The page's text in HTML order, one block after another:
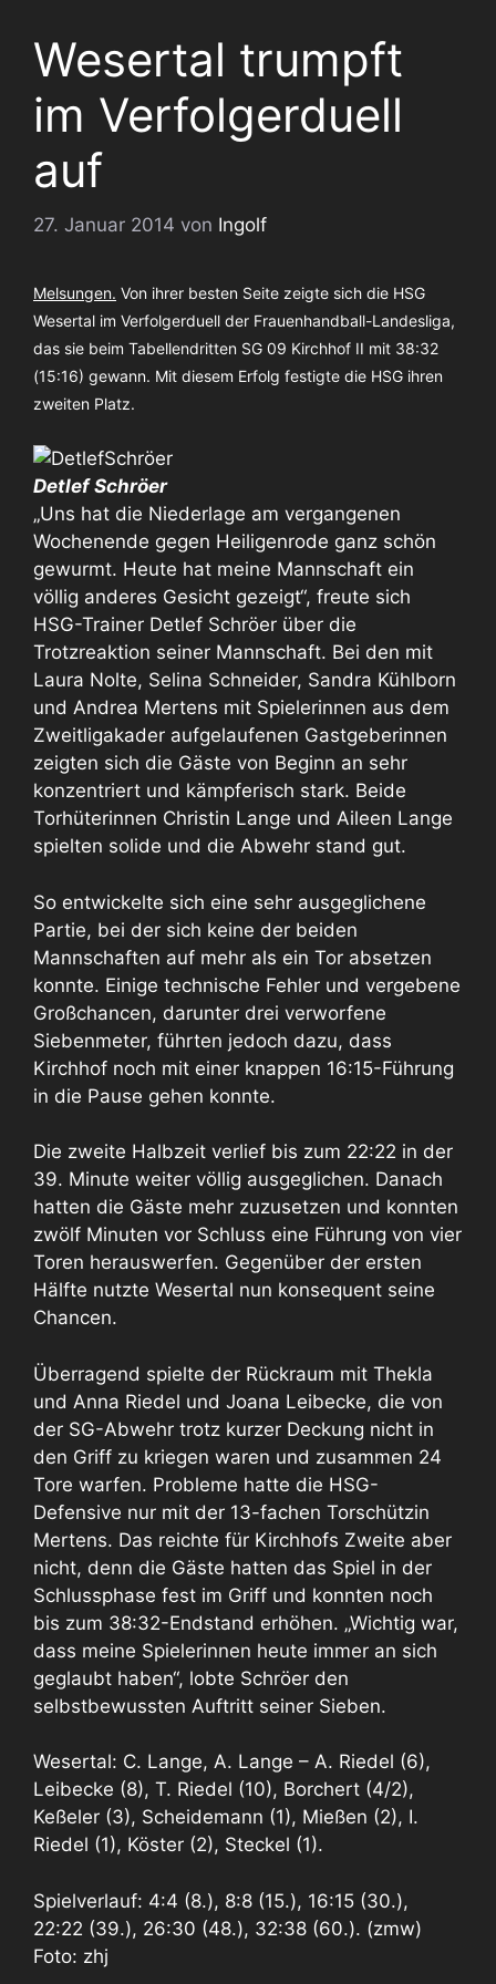
Wesertal trumpft
im Verfolgerduell
auf
27. Januar 2014 von Ingolf
Melsungen. Von ihrer besten Seite zeigte sich die HSG
Wesertal im Verfolgerduell der Frauenhandball-Landesliga,
das sie beim Tabellendritten SG 09 Kirchhof II mit 38:32
(15:16) gewann. Mit diesem Erfolg festigte die HSG ihren
zweiten Platz.
Detlef Schröer
„Uns hat die Niederlage am vergangenen
Wochenende gegen Heiligenrode ganz schön
gewurmt. Heute hat meine Mannschaft ein
völlig anderes Gesicht gezeigt“, freute sich
HSG-Trainer Detlef Schröer über die
Trotzreaktion seiner Mannschaft. Bei den mit
Laura Nolte, Selina Schneider, Sandra Kühlborn
und Andrea Mertens mit Spielerinnen aus dem
Zweitligakader aufgelaufenen Gastgeberinnen
zeigten sich die Gäste von Beginn an sehr
konzentriert und kämpferisch stark. Beide
Torhüterinnen Christin Lange und Aileen Lange
spielten solide und die Abwehr stand gut.
So entwickelte sich eine sehr ausgeglichene
Partie, bei der sich keine der beiden
Mannschaften auf mehr als ein Tor absetzen
konnte. Einige technische Fehler und vergebene
Großchancen, darunter drei verworfene
Siebenmeter, führten jedoch dazu, dass
Kirchhof noch mit einer knappen 16:15-Führung
in die Pause gehen konnte.
Die zweite Halbzeit verlief bis zum 22:22 in der
39. Minute weiter völlig ausgeglichen. Danach
hatten die Gäste mehr zuzusetzen und konnten
zwölf Minuten vor Schluss eine Führung von vier
Toren herauswerfen. Gegenüber der ersten
Hälfte nutzte Wesertal nun konsequent seine
Chancen.
Überragend spielte der Rückraum mit Thekla
und Anna Riedel und Joana Leibecke, die von
der SG-Abwehr trotz kurzer Deckung nicht in
den Griff zu kriegen waren und zusammen 24
Tore warfen. Probleme hatte die HSG-
Defensive nur mit der 13-fachen Torschützin
Mertens. Das reichte für Kirchhofs Zweite aber
nicht, denn die Gäste hatten das Spiel in der
Schlussphase fest im Griff und konnten noch
bis zum 38:32-Endstand erhöhen. „Wichtig war,
dass meine Spielerinnen heute immer an sich
geglaubt haben“, lobte Schröer den
selbstbewussten Auftritt seiner Sieben.
Wesertal: C. Lange, A. Lange – A. Riedel (6),
Leibecke (8), T. Riedel (10), Borchert (4/2),
Keßeler (3), Scheidemann (1), Mießen (2), I.
Riedel (1), Köster (2), Steckel (1).
Spielverlauf: 4:4 (8.), 8:8 (15.), 16:15 (30.),
22:22 (39.), 26:30 (48.), 32:38 (60.). (zmw)
Foto: zhj